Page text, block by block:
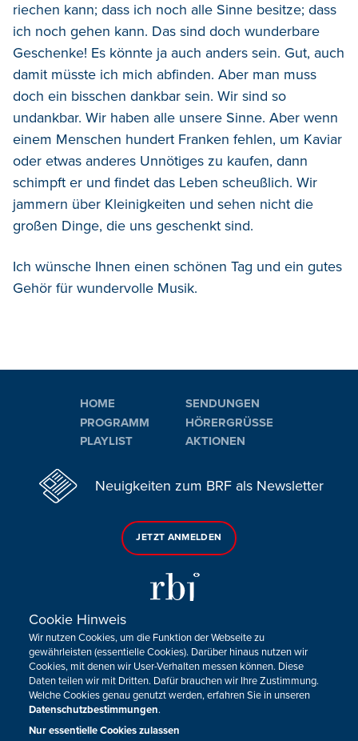
riechen kann; dass ich noch alle Sinne besitze; dass
ich noch gehen kann. Das sind doch wunderbare
Geschenke! Es könnte ja auch anders sein. Gut, auch
damit müsste ich mich abfinden. Aber man muss
doch ein bisschen dankbar sein. Wir sind so
undankbar. Wir haben alle unsere Sinne. Aber wenn
einem Menschen hundert Franken fehlen, um Kaviar
oder etwas anderes Unnötiges zu kaufen, dann
schimpft er und findet das Leben scheußlich. Wir
jammern über Kleinigkeiten und sehen nicht die
großen Dinge, die uns geschenkt sind.
Ich wünsche Ihnen einen schönen Tag und ein gutes
Gehör für wundervolle Musik.
HOME
PROGRAMM
PLAYLIST
SENDUNGEN
HÖRERGRÜSSE
AKTIONEN
Neuigkeiten zum BRF als Newsletter
JETZT ANMELDEN
Sie haben noch Fragen oder Anmerkungen?
KONTAKTIEREN SIE UNS!
Impressum Datenschutz
Cookie-Zustimmung anpassen
Cookie Hinweis
Wir nutzen Cookies, um die Funktion der Webseite zu
gewährleisten (essentielle Cookies). Darüber hinaus nutzen wir
Cookies, mit denen wir User-Verhalten messen können. Diese
Daten teilen wir mit Dritten. Dafür brauchen wir Ihre Zustimmung.
Welche Cookies genau genutzt werden, erfahren Sie in unseren
Datenschutzbestimmungen.
Nur essentielle Cookies zulassen